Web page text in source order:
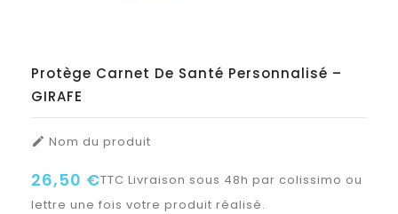
Protège Carnet De Santé Personnalisé –
GIRAFE
 Nom du produit
26,50 €TTC Livraison sous 48h par colissimo ou
lettre une fois votre produit réalisé.